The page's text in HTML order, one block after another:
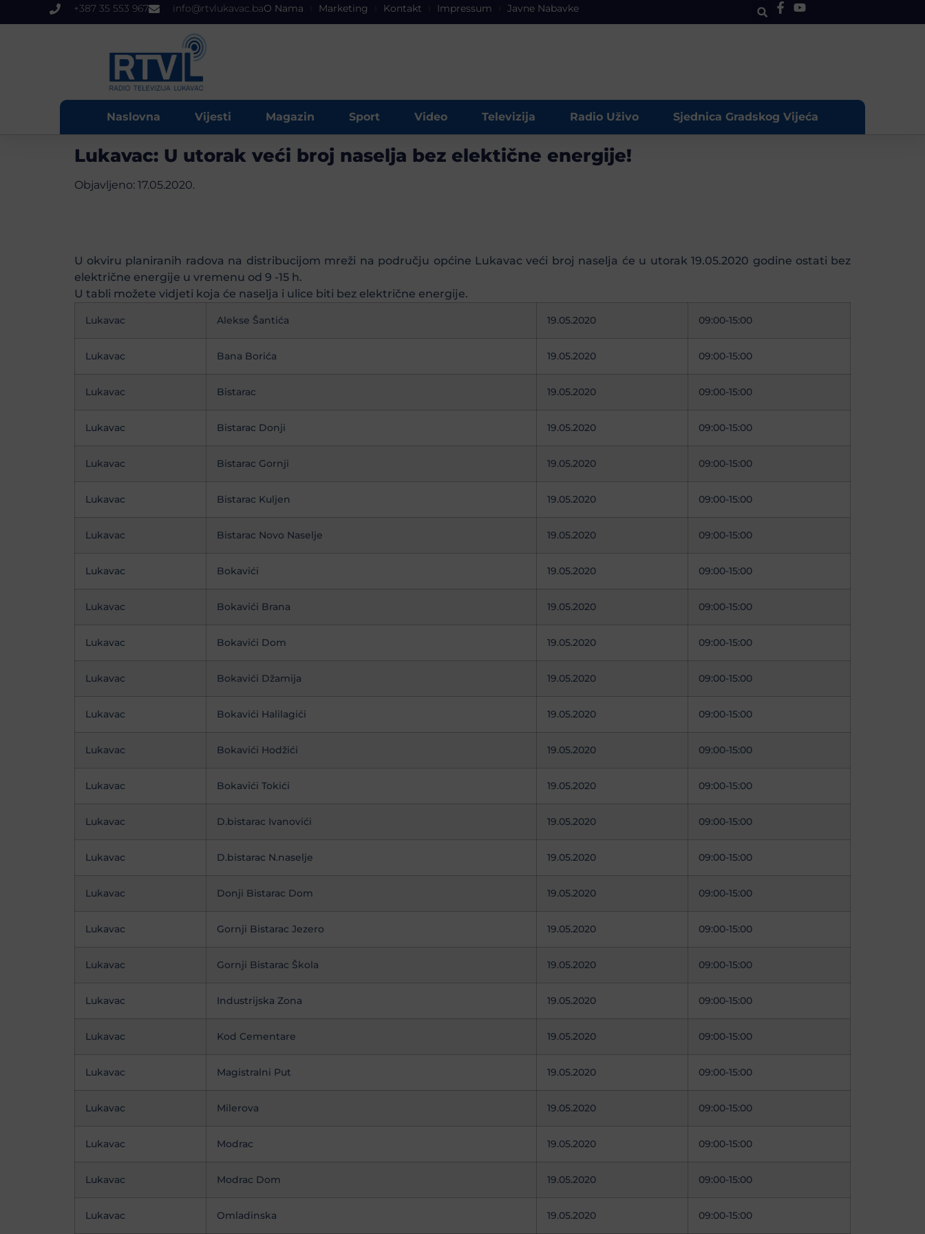
+387 35 553 967 info@rtvlukavac.baO Nama Marketing Kontakt Impressum Javne Nabavke
Naslovna Vijesti Magazin Sport Video Televizija Radio Uživo Sjednica Gradskog Vijeća
Lukavac: U utorak veći broj naselja bez elektične energije!
Objavljeno: 17.05.2020.
U okviru planiranih radova na distribucijom mreži na području općine Lukavac veći broj naselja će u utorak 19.05.2020 godine ostati bez
električne energije u vremenu od 9 -15 h.
U tabli možete vidjeti koja će naselja i ulice biti bez električne energije.
Lukavac Alekse Šantića 19.05.2020 09:00-15:00
Lukavac Bana Borića 19.05.2020 09:00-15:00
Lukavac Bistarac 19.05.2020 09:00-15:00
Lukavac Bistarac Donji 19.05.2020 09:00-15:00
Lukavac Bistarac Gornji 19.05.2020 09:00-15:00
Lukavac Bistarac Kuljen 19.05.2020 09:00-15:00
Lukavac Bistarac Novo Naselje 19.05.2020 09:00-15:00
Lukavac Bokavići 19.05.2020 09:00-15:00
Lukavac Bokavići Brana 19.05.2020 09:00-15:00
Lukavac Bokavići Dom 19.05.2020 09:00-15:00
Lukavac Bokavići Džamija 19.05.2020 09:00-15:00
Lukavac Bokavići Halilagići 19.05.2020 09:00-15:00
Lukavac Bokavići Hodžići 19.05.2020 09:00-15:00
Lukavac Bokavići Tokići 19.05.2020 09:00-15:00
Lukavac D.bistarac Ivanovići 19.05.2020 09:00-15:00
Lukavac D.bistarac N.naselje 19.05.2020 09:00-15:00
Lukavac Donji Bistarac Dom 19.05.2020 09:00-15:00
Lukavac Gornji Bistarac Jezero 19.05.2020 09:00-15:00
Lukavac Gornji Bistarac Škola 19.05.2020 09:00-15:00
Lukavac Industrijska Zona 19.05.2020 09:00-15:00
Lukavac Kod Cementare 19.05.2020 09:00-15:00
Lukavac Magistralni Put 19.05.2020 09:00-15:00
Lukavac Milerova 19.05.2020 09:00-15:00
Lukavac Modrac 19.05.2020 09:00-15:00
Lukavac Modrac Dom 19.05.2020 09:00-15:00
Lukavac Omladinska 19.05.2020 09:00-15:00